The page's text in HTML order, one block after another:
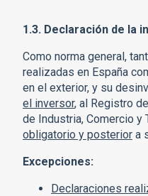
1.3. Declaración de la
Como norma general,
realizadas en España
en el exterior, y su
el inversor, al Registro
de Industria, Comercio y
obligatorio y posterior a
Excepciones:
Declaraciones